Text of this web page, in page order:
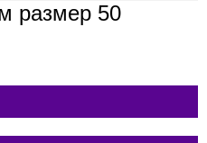
размер 50